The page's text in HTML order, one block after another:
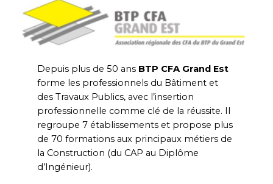
Depuis plus de 50 ans BTP CFA Grand Est
forme les professionnels du Bâtiment et
des Travaux Publics, avec l’insertion
professionnelle comme clé de la réussite. Il
regroupe 7 établissements et propose plus
de 70 formations aux principaux métiers de
la Construction (du CAP au Diplôme
d’Ingénieur).